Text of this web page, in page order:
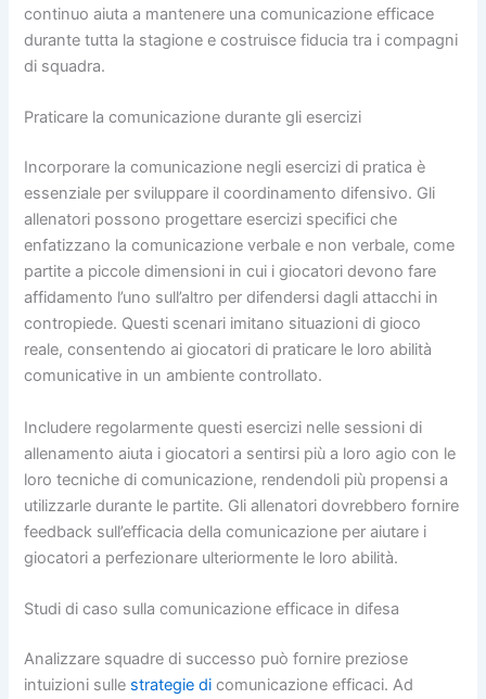
continuo aiuta a mantenere una comunicazione efficace
durante tutta la stagione e costruisce fiducia tra i compagni
di squadra.
Praticare la comunicazione durante gli esercizi
Incorporare la comunicazione negli esercizi di pratica è
essenziale per sviluppare il coordinamento difensivo. Gli
allenatori possono progettare esercizi specifici che
enfatizzano la comunicazione verbale e non verbale, come
partite a piccole dimensioni in cui i giocatori devono fare
affidamento l’uno sull’altro per difendersi dagli attacchi in
contropiede. Questi scenari imitano situazioni di gioco
reale, consentendo ai giocatori di praticare le loro abilità
comunicative in un ambiente controllato.
Includere regolarmente questi esercizi nelle sessioni di
allenamento aiuta i giocatori a sentirsi più a loro agio con le
loro tecniche di comunicazione, rendendoli più propensi a
utilizzarle durante le partite. Gli allenatori dovrebbero fornire
feedback sull’efficacia della comunicazione per aiutare i
giocatori a perfezionare ulteriormente le loro abilità.
Studi di caso sulla comunicazione efficace in difesa
Analizzare squadre di successo può fornire preziose
intuizioni sulle strategie di comunicazione efficaci. Ad